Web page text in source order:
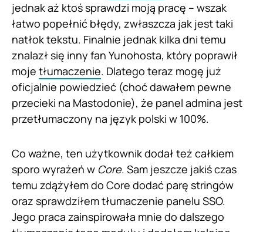
jednak aż ktoś sprawdzi moją pracę – wszak
łatwo popełnić błędy, zwłaszcza jak jest taki
natłok tekstu. Finalnie jednak kilka dni temu
znalazł się inny fan Yunohosta, który poprawił
moje tłumaczenie. Dlatego teraz mogę już
oficjalnie powiedzieć (choć dawałem pewne
przecieki na Mastodonie), że panel admina jest
przetłumaczony na język polski w 100%.
Co ważne, ten użytkownik dodał też całkiem
sporo wyrażeń w Core. Sam jeszcze jakiś czas
temu zdążyłem do Core dodać parę stringów
oraz sprawdziłem tłumaczenie panelu SSO.
Jego praca zainspirowała mnie do dalszego